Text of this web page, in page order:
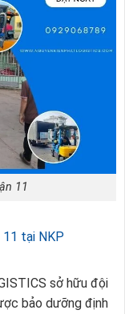
11
11 tại NKP
sở hữu đội
bảo dưỡng định